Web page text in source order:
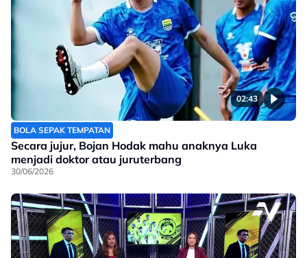
02:43
BOLA SEPAK TEMPATAN
Secara jujur, Bojan Hodak mahu anaknya Luka
menjadi doktor atau juruterbang
30/06/2026